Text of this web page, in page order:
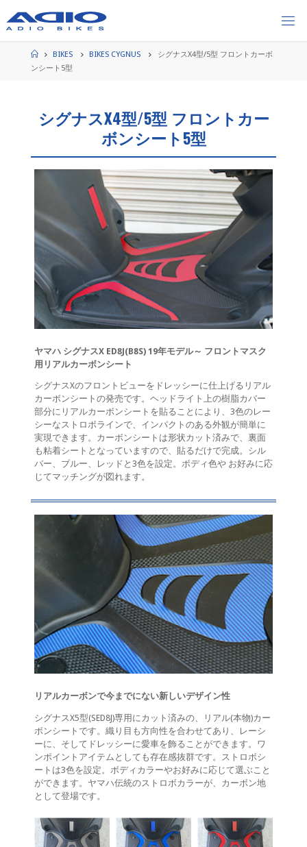
ン
ホ
ー
BIKES BIKES CYGNUS
シグナスX4型/5型 フロントカーボ
ンシート5型
シグナスX4型/5型 フロントカー
ボンシート5型
ヤマハ シグナスX ED8J(B8S) 19年モデル～ フロントマスク
用リアルカーボンシート
シグナスXのフロントビューをドレッシーに仕上げるリアル
カーボンシートの発売です。ヘッドライト上の樹脂カバー
部分にリアルカーボンシートを貼ることにより、3色のレー
シーなストロボラインで、インパクトのある外観が簡単に
実現できます。カーボンシートは形状カット済みで、裏面
も粘着シートとなっていますので、貼るだけで完成。シル
バー、ブルー、レッドと3色を設定。ボディ色や お好みに応
じてマッチングが図れます。
リアルカーボンで今までにない新しいデザイン性
シグナスX5型(SED8J)専用にカット済みの、リアル(本物)カー
ボンシートです。織り目も方向性を合わせてあり、レーシ
ーに、そしてドレッシーに愛車を飾ることができます。ワ
ンポイントアイテムとしても存在感抜群です。ストロボシ
ートは3色を設定。ボディカラーやお好みに応じて選ぶこと
ができます。ヤマハ伝統のストロボカラーが、カーボン地
として登場です。